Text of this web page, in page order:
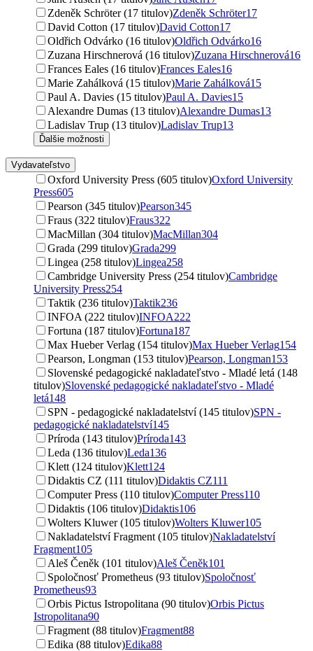
Zdeněk Schröter (17 titulov)Zdeněk Schröter17
David Cotton (17 titulov)David Cotton17
Oldřich Odvárko (16 titulov)Oldřich Odvárko16
Zuzana Hirschnerová (16 titulov)Zuzana Hirschnerová16
Frances Eales (16 titulov)Frances Eales16
Marie Zahálková (15 titulov)Marie Zahálková15
Paul A. Davies (15 titulov)Paul A. Davies15
Alexandre Dumas (13 titulov)Alexandre Dumas13
Ladislav Trup (13 titulov)Ladislav Trup13
Ďalšie možnosti
Vydavateľstvo
Oxford University Press (605 titulov)Oxford University
Press605
Pearson (345 titulov)Pearson345
Fraus (322 titulov)Fraus322
MacMillan (304 titulov)MacMillan304
Grada (299 titulov)Grada299
Lingea (258 titulov)Lingea258
Cambridge University Press (254 titulov)Cambridge
University Press254
Taktik (236 titulov)Taktik236
INFOA (222 titulov)INFOA222
Fortuna (187 titulov)Fortuna187
Max Hueber Verlag (154 titulov)Max Hueber Verlag154
Pearson, Longman (153 titulov)Pearson, Longman153
Slovenské pedagogické nakladateľstvo - Mladé letá (148
titulov)Slovenské pedagogické nakladateľstvo - Mladé
letá148
SPN - pedagogické nakladatelství (145 titulov)SPN -
pedagogické nakladatelství145
Príroda (143 titulov)Príroda143
Leda (136 titulov)Leda136
Klett (124 titulov)Klett124
Didaktis CZ (111 titulov)Didaktis CZ111
Computer Press (110 titulov)Computer Press110
Didaktis (106 titulov)Didaktis106
Wolters Kluwer (105 titulov)Wolters Kluwer105
Nakladatelství Fragment (105 titulov)Nakladatelství
Fragment105
Aleš Čeněk (101 titulov)Aleš Čeněk101
Spoločnosť Prometheus (93 titulov)Spoločnosť
Prometheus93
Orbis Pictus Istropolitana (90 titulov)Orbis Pictus
Istropolitana90
Fragment (88 titulov)Fragment88
Edika (88 titulov)Edika88